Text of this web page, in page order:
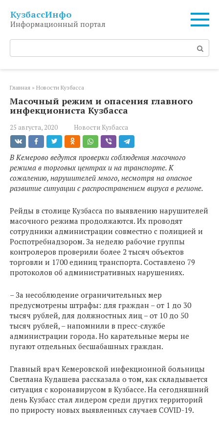
контенту
КузбассИнфо
Информационный портал
Поиск:
Главная » Новости Кузбасса
Масочный режим и опасения главного
инфекциониста Кузбасса
25 августа, 2020 Новости Кузбасса
В Кемерово ведутся проверки соблюдения масочного
режима в торговых центрах и на транспорте. К
сожалению, нарушителей много, несмотря на опасное
развитие ситуации с распространением вируса в регионе.
Рейды в столице Кузбасса по выявлению нарушителей
масочного режима продолжаются. Их проводят
сотрудники администрации совместно с полицией и
Роспотребнадзором. За неделю рабочие группы
контролеров проверили более 2 тысяч объектов
торговли и 1700 единиц транспорта. Составлено 79
протоколов об административных нарушениях.
– За несоблюдение ограничительных мер
предусмотрены штрафы: для граждан – от 1 до 30
тысяч рублей, для должностных лиц – от 10 до 50
тысяч рублей, – напомнили в пресс-службе
администрации города. Но карательные меры не
пугают отдельных бесшабашных граждан.
Главный врач Кемеровской инфекционной больницы
Светлана Кудашева рассказала о том, как складывается
ситуация с коронавирусом в Кузбассе. На сегодняшний
день Кузбасс стал лидером среди других территорий
по приросту новых выявленных случаев COVID-19.